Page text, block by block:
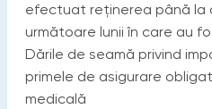
efectuat reţinerea până la
următoare lunii în care au
Dările de seamă privind
primele de asigurare
medicală